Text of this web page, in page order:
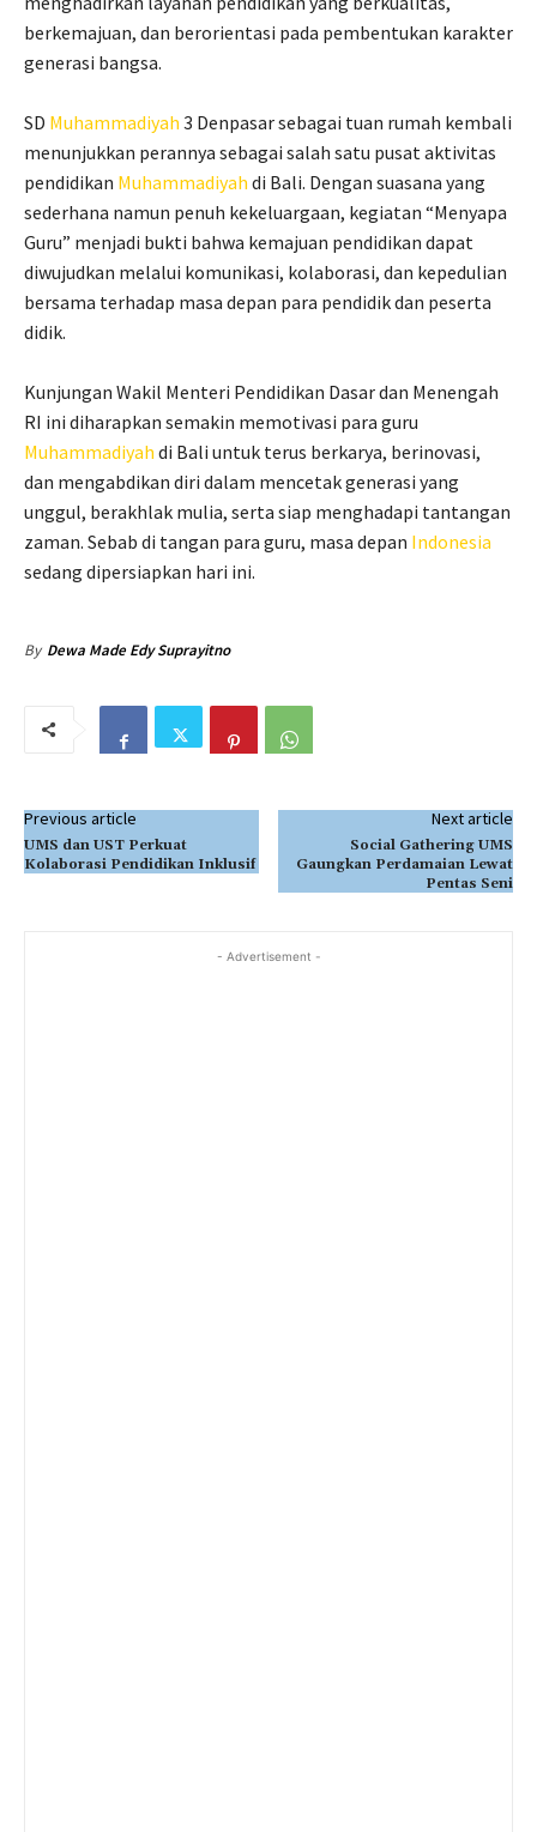
berkemajuan, dan berorientasi pada pembentukan karakter
generasi bangsa.
SD Muhammadiyah 3 Denpasar sebagai tuan rumah kembali
menunjukkan perannya sebagai salah satu pusat aktivitas
pendidikan Muhammadiyah di Bali. Dengan suasana yang
sederhana namun penuh kekeluargaan, kegiatan “Menyapa
Guru” menjadi bukti bahwa kemajuan pendidikan dapat
diwujudkan melalui komunikasi, kolaborasi, dan kepedulian
bersama terhadap masa depan para pendidik dan peserta
didik.
Kunjungan Wakil Menteri Pendidikan Dasar dan Menengah
RI ini diharapkan semakin memotivasi para guru
Muhammadiyah di Bali untuk terus berkarya, berinovasi,
dan mengabdikan diri dalam mencetak generasi yang
unggul, berakhlak mulia, serta siap menghadapi tantangan
zaman. Sebab di tangan para guru, masa depan Indonesia
sedang dipersiapkan hari ini.
By Dewa Made Edy Suprayitno
Previous article
UMS dan UST Perkuat
Kolaborasi Pendidikan Inklusif
Next article
Social Gathering UMS
Gaungkan Perdamaian Lewat
Pentas Seni
- Advertisement -